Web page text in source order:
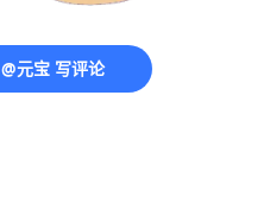
@元宝 写评论